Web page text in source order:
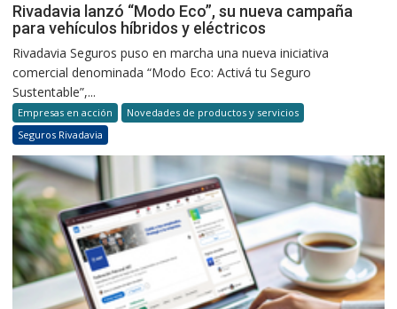
Rivadavia lanzó “Modo Eco”, su nueva campaña
para vehículos híbridos y eléctricos
Rivadavia Seguros puso en marcha una nueva iniciativa
comercial denominada “Modo Eco: Activá tu Seguro
Sustentable”,...
Empresas en acción
Novedades de productos y servicios
Seguros Rivadavia